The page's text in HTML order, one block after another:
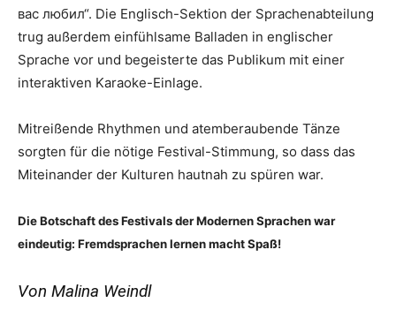
вас любил“. Die Englisch-Sektion der Sprachenabteilung
trug außerdem einfühlsame Balladen in englischer
Sprache vor und begeisterte das Publikum mit einer
interaktiven Karaoke-Einlage.
Mitreißende Rhythmen und atemberaubende Tänze
sorgten für die nötige Festival-Stimmung, so dass das
Miteinander der Kulturen hautnah zu spüren war.
Die Botschaft des Festivals der Modernen Sprachen war
eindeutig: Fremdsprachen lernen macht Spaß!
Von Malina Weindl